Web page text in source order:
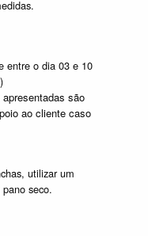
entre o dia 03 e 10
são
ao cliente caso
utilizar um
seco.